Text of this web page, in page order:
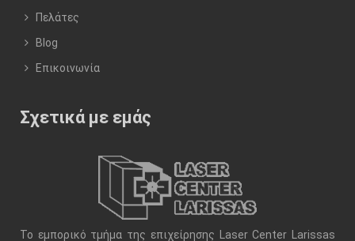
Πελάτες
Blog
Επικοινωνία
Σχετικά με εμάς
Το εμπορικό τμήμα της επιχείρησης Laser Center Larissas